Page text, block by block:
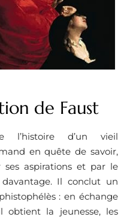
de Faust
l’histoire d’un vieil
en quête de savoir,
aspirations et par le
Il conclut un
: en échange
obtient la jeunesse, les